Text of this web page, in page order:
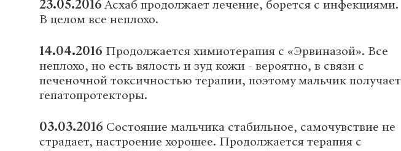
23.05.2016Асхаб продолжает лечение, борется с инфекциями.
В целом все неплохо.
14.04.2016 Продолжается химиотерапия с «Эрвиназой». Все
неплохо, но есть вялость и зуд кожи - вероятно, в связи с
печеночной токсичностью терапии, поэтому мальчик получает
гепатопротекторы.
03.03.2016 Состояние мальчика стабильное, самочувствие не
страдает, настроение хорошее. Продолжается терапия с